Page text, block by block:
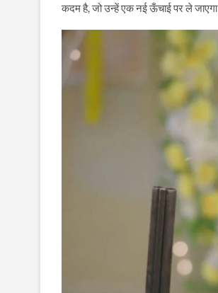
कदम है, जो उन्हें एक नई ऊँचाई पर ले